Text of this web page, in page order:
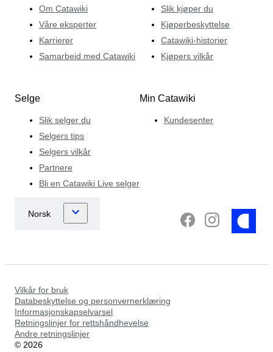
Om Catawiki
Våre eksperter
Karrierer
Samarbeid med Catawiki
Slik kjøper du
Kjøperbeskyttelse
Catawiki-historier
Kjøpers vilkår
Selge
Slik selger du
Selgers tips
Selgers vilkår
Partnere
Bli en Catawiki Live selger
Min Catawiki
Kundesenter
Vilkår for bruk
Databeskyttelse og personvernerklæring
Informasjonskapselvarsel
Retningslinjer for rettshåndhevelse
Andre retningslinjer
© 2026